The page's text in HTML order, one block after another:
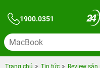
1900.0351
Trang chủ Tin tức Review